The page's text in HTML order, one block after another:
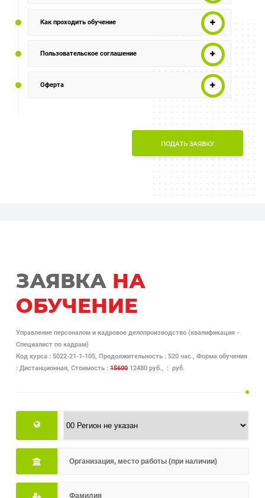
Как проходить обучение
Пользовательское соглашение
Оферта
ПОДАТЬ ЗАЯВКУ
ЗАЯВКА НА
ОБУЧЕНИЕ
Управление персоналом и кадровое делопроизводство (квалификация -
Специалист по кадрам)
Код курса : 5022-21-1-105, Продолжительность : 520 час., Форма обучения
: Дистанционная, Стоимость :1560012480 руб., : руб.